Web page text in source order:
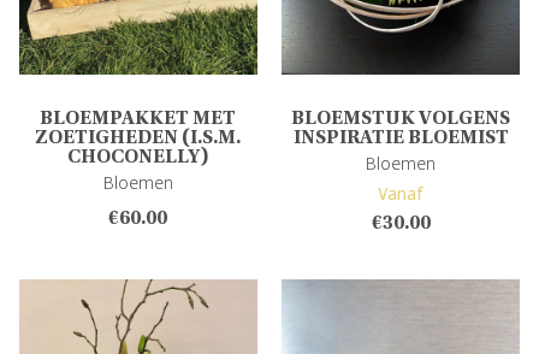
BLOEMPAKKET MET
ZOETIGHEDEN (I.S.M.
CHOCONELLY)
Bloemen
€60.00
BLOEMSTUK VOLGENS
INSPIRATIE BLOEMIST
Bloemen
Vanaf
€30.00